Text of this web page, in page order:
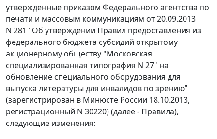
утвержденные приказом Федерального агентства по
печати и массовым коммуникациям от 20.09.2013
N 281 "Об утверждении Правил предоставления из
федерального бюджета субсидий открытому
акционерному обществу "Московская
специализированная типография N 27" на
обновление специального оборудования для
выпуска литературы для инвалидов по зрению"
(зарегистрирован в Минюсте России 18.10.2013,
регистрационный N 30220) (далее - Правила),
следующие изменения: